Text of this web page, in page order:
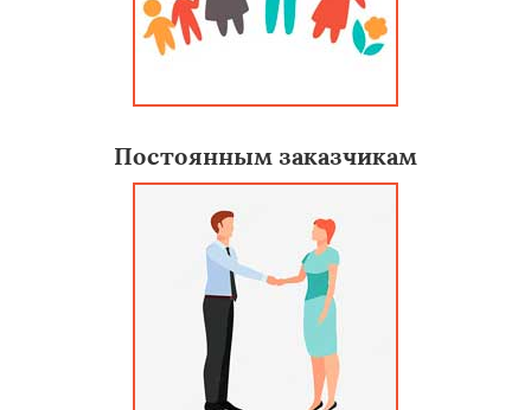
Постоянным заказчикам